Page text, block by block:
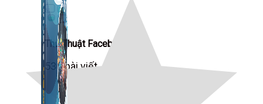
Thủ Thuật Facebook
536 bài viết